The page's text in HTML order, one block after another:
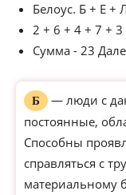
Белоус. Б + Е +
2 + 6 + 4 + 7 + 3
Сумма - 23
Б
— люди с
постоянные,
Способны
справляться с
материальному